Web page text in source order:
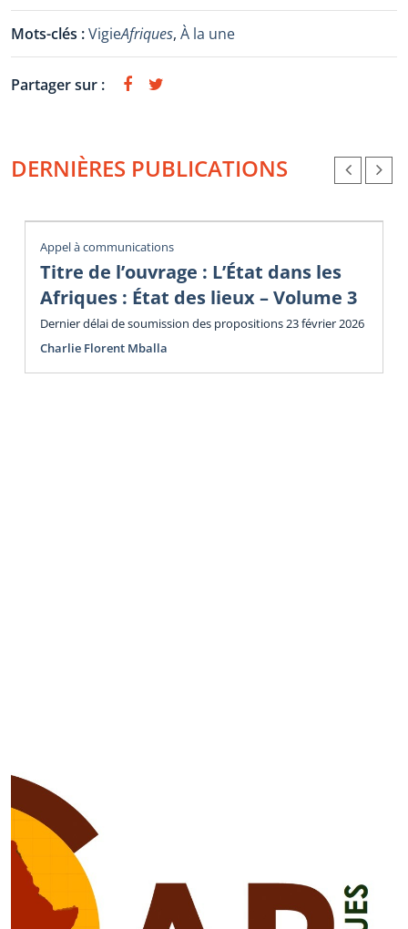
Mots-clés :VigieAfriques, À la une
Partager sur :
DERNIÈRES PUBLICATIONS
Appel à communications
Titre de l’ouvrage : L’État dans les
Afriques : État des lieux – Volume 3
Dernier délai de soumission des propositions 23 février 2026
Charlie Florent Mballa